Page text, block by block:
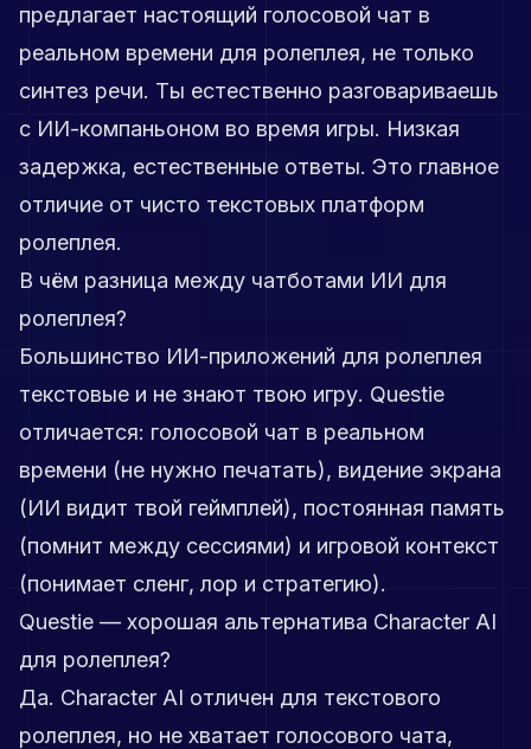
предлагает настоящий голосовой чат в
реальном времени для ролеплея, не только
синтез речи. Ты естественно разговариваешь
с ИИ-компаньоном во время игры. Низкая
задержка, естественные ответы. Это главное
отличие от чисто текстовых платформ
ролеплея.
В чём разница между чатботами ИИ для
ролеплея?
Большинство ИИ-приложений для ролеплея
текстовые и не знают твою игру. Questie
отличается: голосовой чат в реальном
времени (не нужно печатать), видение экрана
(ИИ видит твой геймплей), постоянная память
(помнит между сессиями) и игровой контекст
(понимает сленг, лор и стратегию).
Questie — хорошая альтернатива Character AI
для ролеплея?
Да. Character AI отличен для текстового
ролеплея, но не хватает голосового чата,